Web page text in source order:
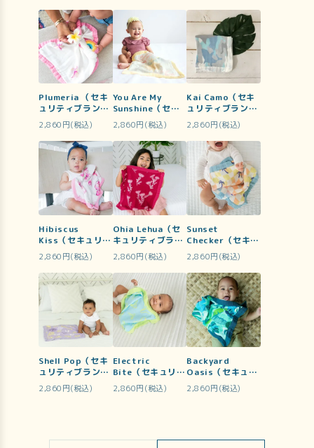
Plumeria （セキ
ュリティブランケ
ット）
2,860円(税込)
You Are My
Sunshine（セキ
ュリティブランケ
ット）
2,860円(税込)
Kai Camo（セキ
ュリティブランケ
ット）
2,860円(税込)
Hibiscus
Kiss（セキュリテ
ィブランケット）
2,860円(税込)
Ohia Lehua（セ
キュリティブラン
ケット）
2,860円(税込)
Sunset
Checker（セキュ
リティブランケッ
ト）
2,860円(税込)
Shell Pop（セキ
ュリティブランケ
ット）
2,860円(税込)
Electric
Bite（セキュリテ
ィブランケット）
2,860円(税込)
Backyard
Oasis（セキュリ
ティブランケッ
ト）
2,860円(税込)